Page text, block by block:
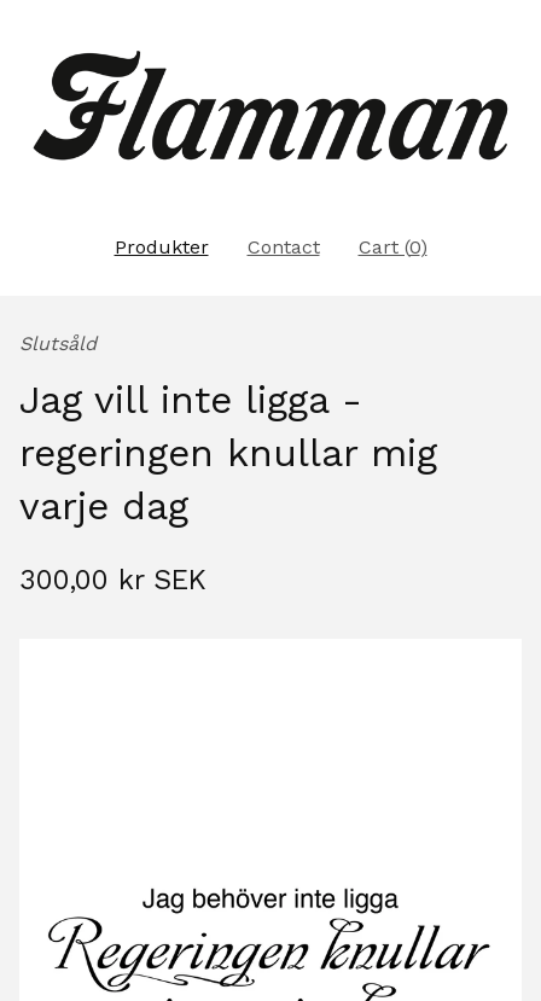
Produkter Contact Cart (0)
Slutsåld
Jag vill inte ligga -
regeringen knullar mig
varje dag
300,00 kr SEK